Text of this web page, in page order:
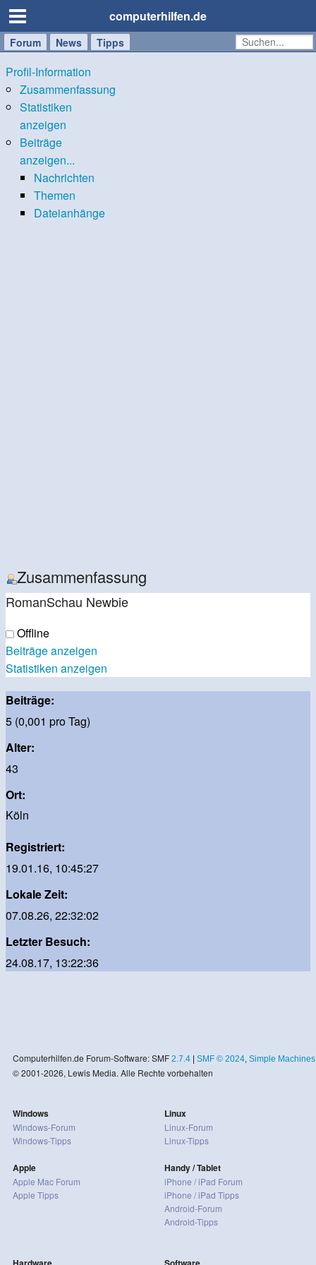
computerhilfen.de
Forum News Tipps
Handy
Tablet
Windows
Mac
Profil-Information
Zusammenfassung
Statistiken
anzeigen
Beiträge
anzeigen...
Nachrichten
Themen
Dateianhänge
Zusammenfassung
RomanSchau Newbie
Offline
Beiträge anzeigen
Statistiken anzeigen
Beiträge:
5 (0,001 pro Tag)
Alter:
43
Ort:
Köln
Registriert:
19.01.16, 10:45:27
Lokale Zeit:
07.08.26, 22:32:02
Letzter Besuch:
24.08.17, 13:22:36
Computerhilfen.de Forum-Software: SMF 2.7.4| SMF © 2024, Simple Machines
© 2001-2026, Lewis Media. Alle Rechte vorbehalten
Windows
Windows-Forum
Windows-Tipps
Apple
Apple Mac Forum
Apple Tipps
Linux
Linux-Forum
Linux-Tipps
Handy / Tablet
iPhone / iPad Forum
iPhone / iPad Tipps
Android-Forum
Android-Tipps